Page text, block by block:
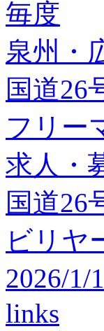
毎度
泉州・
国道26
フリー
求人・
国道26
ビリヤ
2026/1/
links